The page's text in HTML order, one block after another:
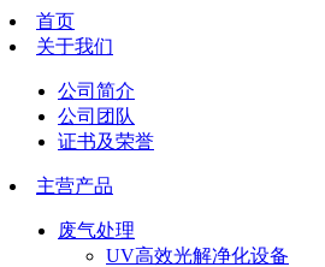
首页
关于我们
公司简介
公司团队
证书及荣誉
主营产品
废气处理
UV高效光解净化设备